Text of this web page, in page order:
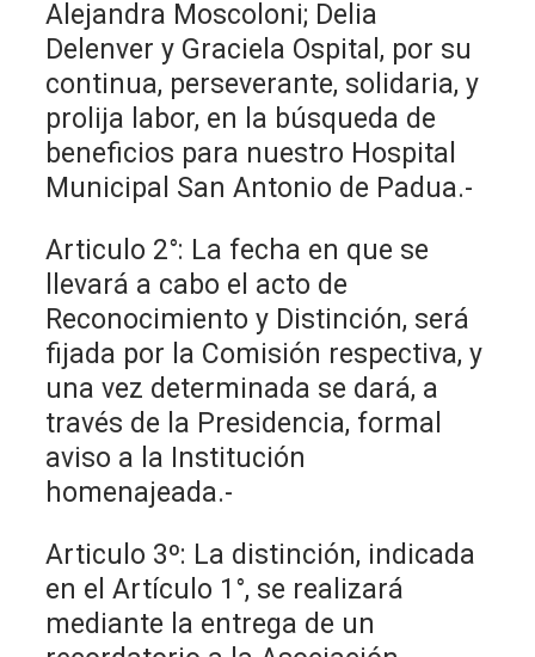
Alejandra Moscoloni; Delia
Delenver y Graciela Ospital, por su
continua, perseverante, solidaria, y
prolija labor, en la búsqueda de
beneficios para nuestro Hospital
Municipal San Antonio de Padua.-
Articulo 2°: La fecha en que se
llevará a cabo el acto de
Reconocimiento y Distinción, será
fijada por la Comisión respectiva, y
una vez determinada se dará, a
través de la Presidencia, formal
aviso a la Institución
homenajeada.-
Articulo 3º: La distinción, indicada
en el Artículo 1°, se realizará
mediante la entrega de un